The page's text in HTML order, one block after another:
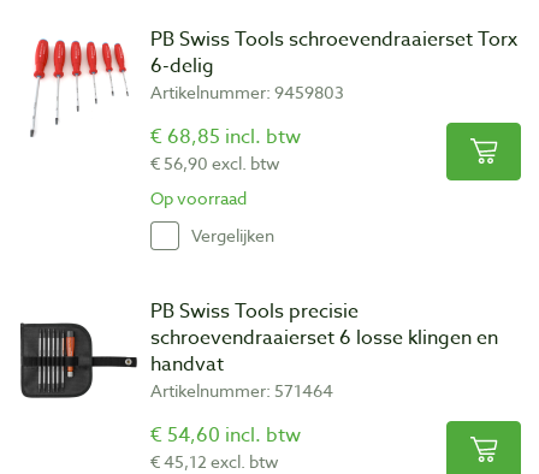
PB Swiss Tools schroevendraaierset Torx
6-delig
Artikelnummer: 9459803
€ 68,85 incl. btw
€ 56,90 excl. btw
Op voorraad
Vergelijken
PB Swiss Tools precisie
schroevendraaierset 6 losse klingen en
handvat
Artikelnummer: 571464
€ 54,60 incl. btw
€ 45,12 excl. btw